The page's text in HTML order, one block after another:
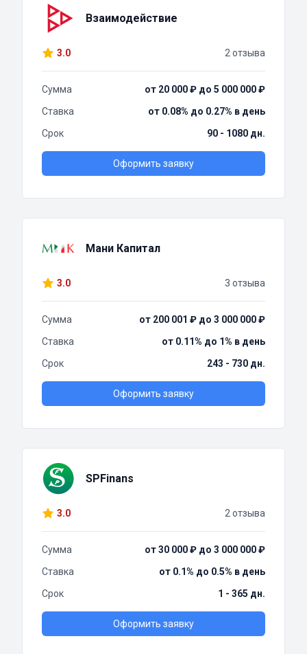
Взаимодействие
3.0 2 отзыва
Сумма
от 20 000 ₽ до 5 000 000 ₽
Ставка
от 0.08% до 0.27% в день
Срок
90 - 1080 дн.
Оформить заявку
Мани Капитал
3.0 3 отзыва
Сумма
от 200 001 ₽ до 3 000 000 ₽
Ставка
от 0.11% до 1% в день
Срок
243 - 730 дн.
Оформить заявку
SPFinans
3.0 2 отзыва
Сумма
от 30 000 ₽ до 3 000 000 ₽
Ставка
от 0.1% до 0.5% в день
Срок
1 - 365 дн.
Оформить заявку